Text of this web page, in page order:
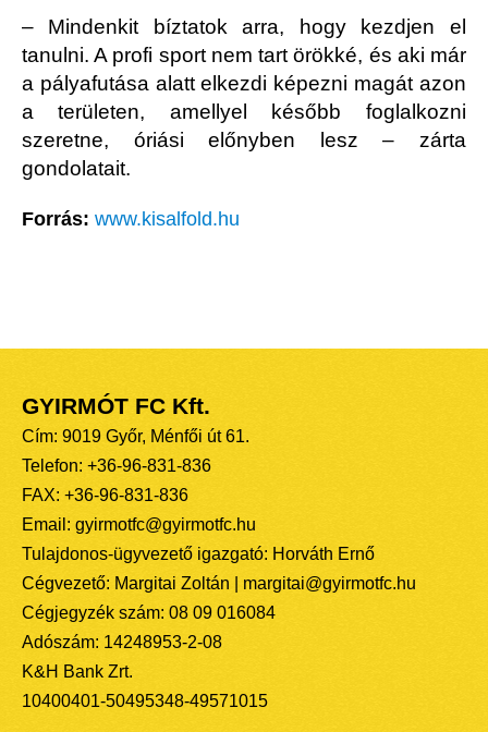
– Mindenkit bíztatok arra, hogy kezdjen el
tanulni. A profi sport nem tart örökké, és aki már
a pályafutása alatt elkezdi képezni magát azon
a területen, amellyel később foglalkozni
szeretne, óriási előnyben lesz – zárta
gondolatait.
Forrás: www.kisalfold.hu
GYIRMÓT FC Kft.
Cím: 9019 Győr, Ménfői út 61.
Telefon: +36-96-831-836
FAX: +36-96-831-836
Email: gyirmotfc@gyirmotfc.hu
Tulajdonos-ügyvezető igazgató: Horváth Ernő
Cégvezető: Margitai Zoltán | margitai@gyirmotfc.hu
Cégjegyzék szám: 08 09 016084
Adószám: 14248953-2-08
K&H Bank Zrt.
10400401-50495348-49571015